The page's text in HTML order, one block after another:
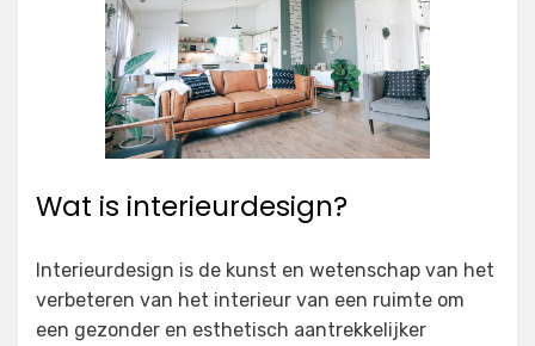
Wat is interieurdesign?
Interieurdesign is de kunst en wetenschap van het
verbeteren van het interieur van een ruimte om
een gezonder en esthetisch aantrekkelijker